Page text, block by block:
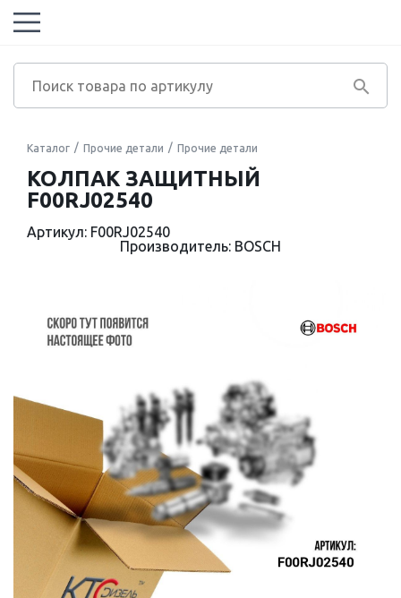
Каталог Прочие детали Прочие детали
КОЛПАК ЗАЩИТНЫЙ
F00RJ02540
Артикул: F00RJ02540
Производитель: BOSCH